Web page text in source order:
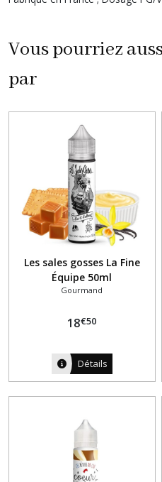
Vous pourriez
par
Les sales gosses La Fine
Équipe 50ml
Gourmand
18€50
Détails